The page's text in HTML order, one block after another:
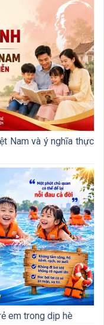
Nam và ý nghĩa thực
em trong dịp hè